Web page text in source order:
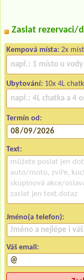
Zaslat rezervaci/
Kempová místa: 2x
Ubytování: 10x 4L
Termín od:
Text:
Jméno(a telefon):
Váš email: